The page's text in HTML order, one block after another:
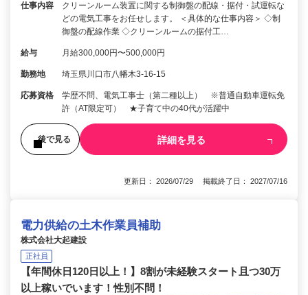
仕事内容
クリーンルーム装置に関する制御盤の配線・据付・試運転な
どの電気工事をお任せします。 ＜具体的な仕事内容＞ ◇制
御盤の配線作業 ◇クリーンルームの据付工…
給与 月給300,000円〜500,000円
勤務地 埼玉県川口市八幡木3-16-15
応募資格
学歴不問、電気工事士（第二種以上） ※普通自動車運転免
許（AT限定可） ★子育て中の40代が活躍中
後で見る 詳細を見る
更新日： 2026/07/29 掲載終了日： 2027/07/16
電力供給の土木作業員補助
株式会社大起建設
正社員
【年間休日120日以上！】8割が未経験スタート且つ30万
以上稼いでいます！性別不問！